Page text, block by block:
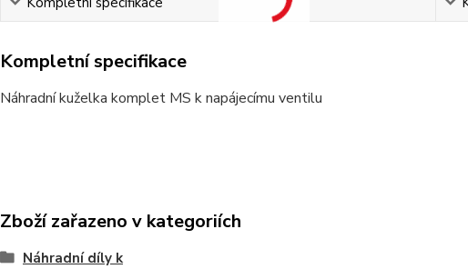
Kompletní specifikace
Náhradní kuželka komplet MS k napájecímu ventilu
Zboží zařazeno v kategoriích
Náhradní díly k